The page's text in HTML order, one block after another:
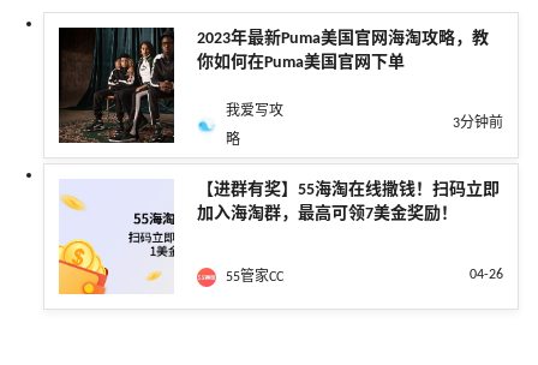
2023年最新Puma美国官网海淘攻略，教
你如何在Puma美国官网下单
我爱写攻
略
3分钟前
【进群有奖】55海淘在线撒钱！扫码立即
加入海淘群，最高可领7美金奖励！
55管家CC 04-26